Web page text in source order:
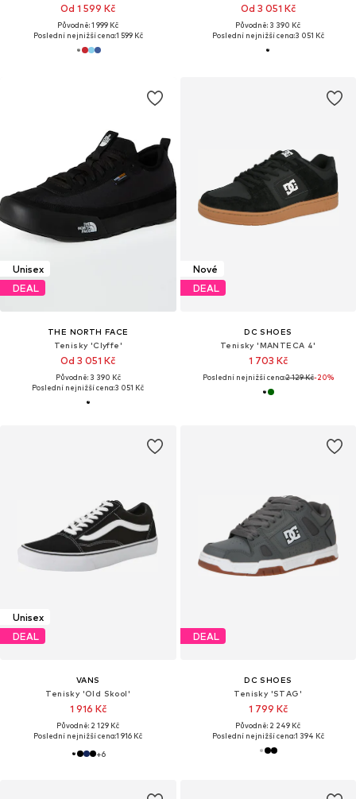
Od 1 599 Kč
Původně: 1 999 Kč
Poslední nejnižší cena:1 599 Kč
Od 3 051 Kč
Původně: 3 390 Kč
Poslední nejnižší cena:3 051 Kč
Unisex
DEAL
THE NORTH FACE
Tenisky 'Clyffe'
Od 3 051 Kč
Původně: 3 390 Kč
Poslední nejnižší cena:3 051 Kč
Nové
DEAL
DC SHOES
Tenisky 'MANTECA 4'
1 703 Kč
Poslední nejnižší cena:2 129 Kč-20%
Unisex
DEAL
VANS
Tenisky 'Old Skool'
1 916 Kč
Původně: 2 129 Kč
Poslední nejnižší cena:1 916 Kč
+6
DEAL
DC SHOES
Tenisky 'STAG'
1 799 Kč
Původně: 2 249 Kč
Poslední nejnižší cena:1 394 Kč